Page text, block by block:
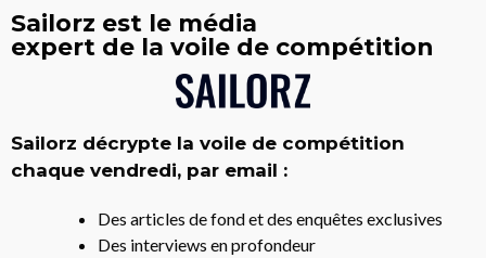
Sailorz est le média
expert de la voile de compétition
Sailorz décrypte la voile de compétition
chaque vendredi, par email :
Des articles de fond et des enquêtes exclusives
Des interviews en profondeur